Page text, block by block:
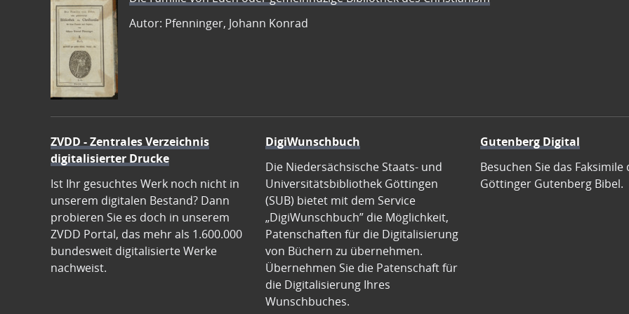
Autor: Pfenninger, Johann Konrad
ZVDD - Zentrales Verzeichnis
digitalisierter Drucke
Ist Ihr gesuchtes Werk noch nicht in
unserem digitalen Bestand? Dann
probieren Sie es doch in unserem
ZVDD Portal, das mehr als 1.600.000
bundesweit digitalisierte Werke
nachweist.
DigiWunschbuch
Die Niedersächsische Staats- und
Universitätsbibliothek Göttingen
(SUB) bietet mit dem Service
„DigiWunschbuch” die Möglichkeit,
Patenschaften für die Digitalisierung
von Büchern zu übernehmen.
Übernehmen Sie die Patenschaft für
die Digitalisierung Ihres
Wunschbuches.
Gutenberg Digital
Besuchen Sie das Faksimile
Göttinger Gutenberg Bibel.